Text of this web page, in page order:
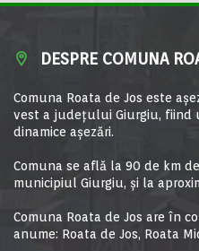
DESPRE COMUNA
Comuna Roata de Jos este
vest a judeţului Giurgiu, fiind
dinamice aşezări.
Comuna se află la 90 de km
municipiul Giurgiu, şi la
Comuna Roata de Jos are în
anume: Roata de Jos, Roata